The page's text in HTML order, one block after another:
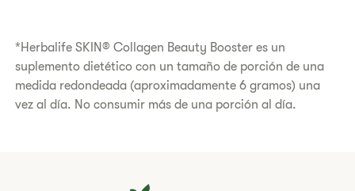
*Herbalife SKIN® Collagen Beauty Booster es un
suplemento dietético con un tamaño de porción de una
medida redondeada (aproximadamente 6 gramos) una
vez al día. No consumir más de una porción al día.